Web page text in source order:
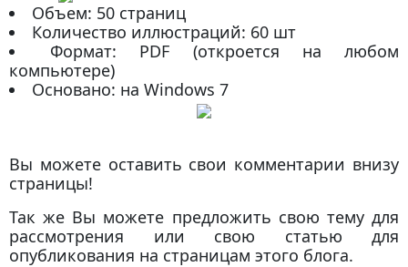
Объем: 50 страниц
Количество иллюстраций: 60 шт
Формат: PDF (откроется на любом
компьютере)
Основано: на Windows 7
Вы можете оставить свои комментарии внизу
страницы!
Так же Вы можете предложить свою тему для
рассмотрения или свою статью для
опубликования на страницам этого блога.